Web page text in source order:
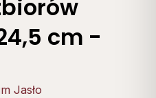
cm -
Jasło